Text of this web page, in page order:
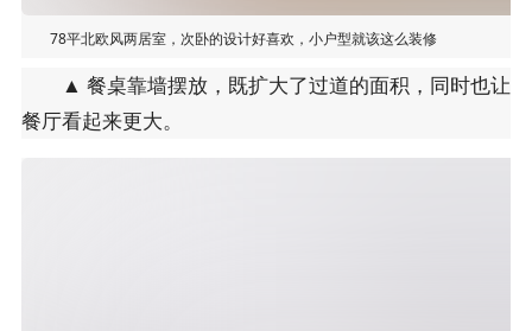
78平北欧风两居室，次卧的设计好喜欢，小户型就该这么装修
▲ 餐桌靠墙摆放，既扩大了过道的面积，同时也让
餐厅看起来更大。